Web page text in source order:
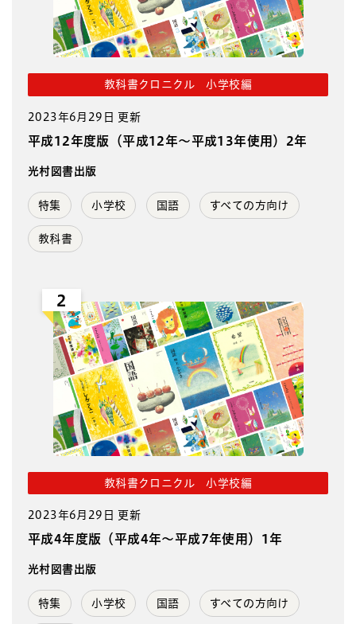
教科書クロニクル 小学校編
2023年6月29日 更新
平成12年度版（平成12年～平成13年使用）2年
光村図書出版
特集 小学校 国語 すべての方向け
教科書
2
教科書クロニクル 小学校編
2023年6月29日 更新
平成4年度版（平成4年～平成7年使用）1年
光村図書出版
特集 小学校 国語 すべての方向け